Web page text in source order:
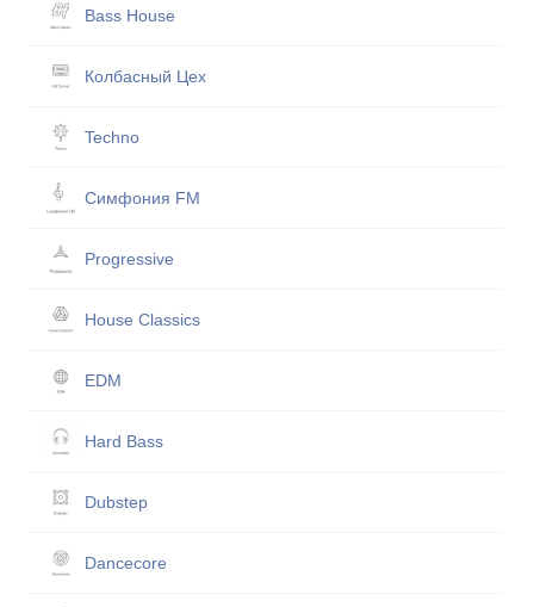
Bass House
Кол­бас­ный Цех
Techno
Симфония FM
Progressive
House Classics
EDM
Hard Bass
Dubstep
Dancecore